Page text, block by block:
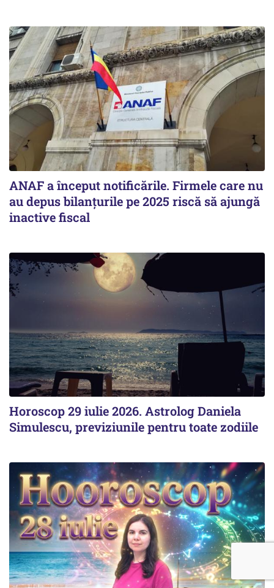
ANAF a început notificările. Firmele care nu
au depus bilanțurile pe 2025 riscă să ajungă
inactive fiscal
Horoscop 29 iulie 2026. Astrolog Daniela
Simulescu, previziunile pentru toate zodiile